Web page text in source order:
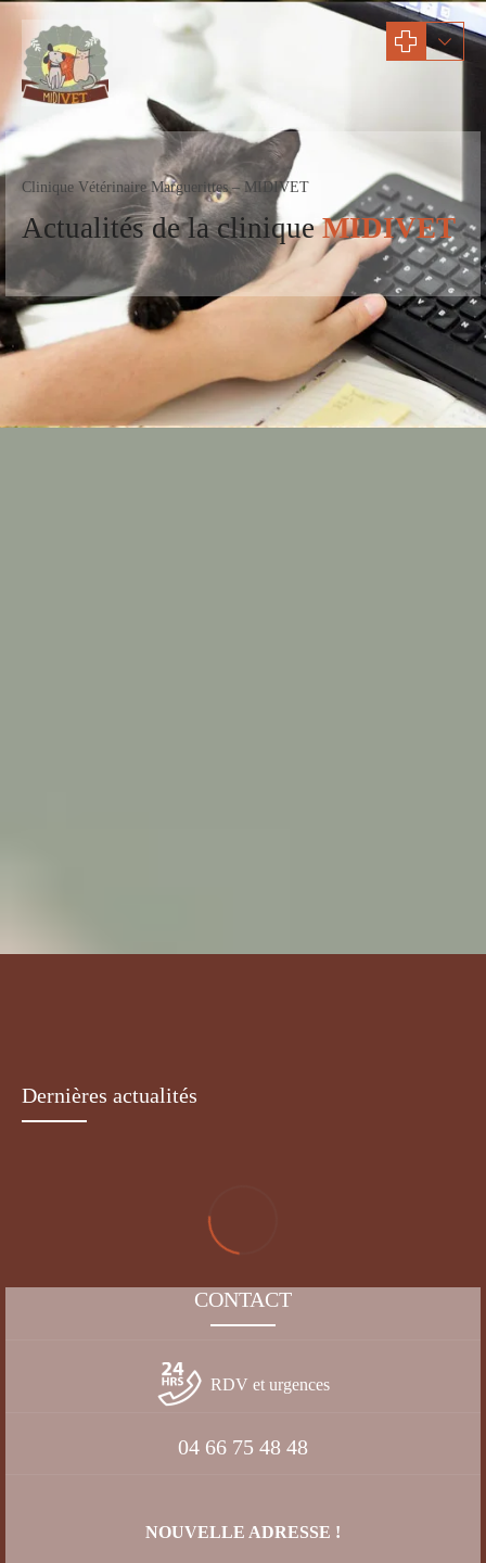
Clinique Vétérinaire Marguerittes – MIDIVET
Actualitésde la cliniqueMIDIVET
Dernières actualités
CONTACT
RDV et urgences
04 66 75 48 48
NOUVELLE ADRESSE !